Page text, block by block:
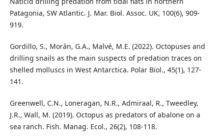
Patagonia, SW Atlantic. J. Mar. Biol. Assoc. UK, 100(6), 909-
919.
Gordillo, S., Morán, G.A., Malvé, M.E. (2022). Octopuses and
drilling snails as the main suspects of predation traces on
shelled molluscs in West Antarctica. Polar Biol., 45(1), 127-
141.
Greenwell, C.N., Loneragan, N.R., Admiraal, R., Tweedley,
J.R., Wall, M. (2019). Octopus as predators of abalone on a
sea ranch. Fish. Manag. Ecol., 26(2), 108-118.